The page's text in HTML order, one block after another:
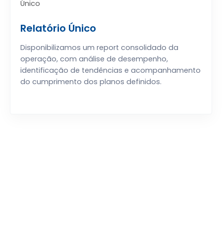
Relatório Único
Disponibilizamos um report consolidado da
operação, com análise de desempenho,
identificação de tendências e acompanhamento
do cumprimento dos planos definidos.